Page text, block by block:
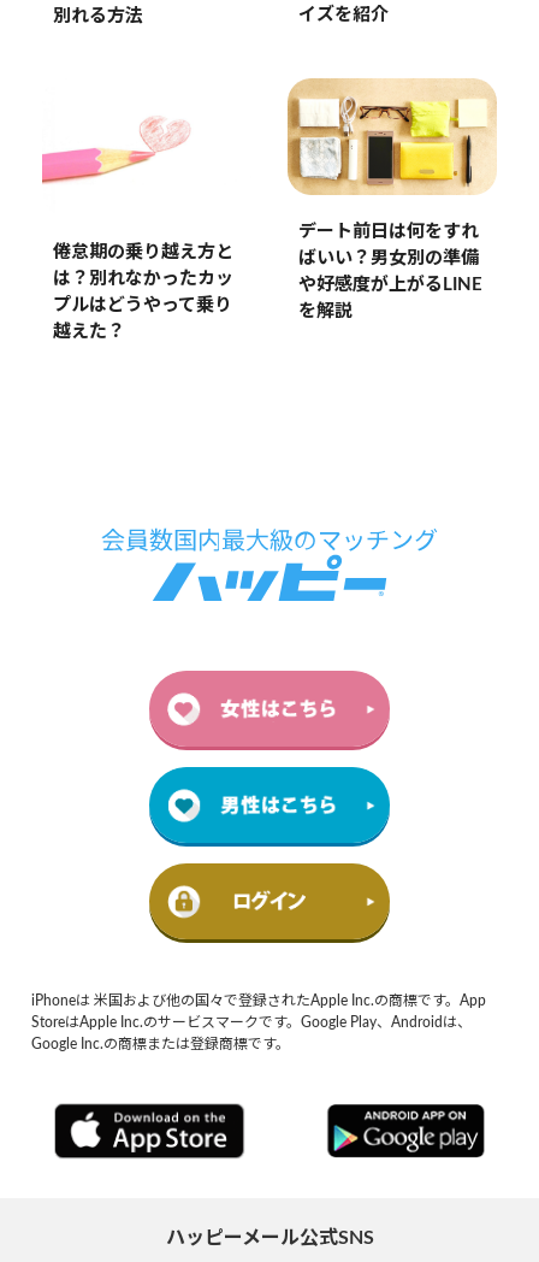
別れる方法
イズを紹介
倦怠期の乗り越え方と
は？別れなかったカッ
プルはどうやって乗り
越えた？
デート前日は何をすれ
ばいい？男女別の準備
や好感度が上がるLINE
を解説
iPhoneは 米国および他の国々で登録されたApple Inc.の商標です。App
StoreはApple Inc.のサービスマークです。Google Play、Androidは、
Google Inc.の商標または登録商標です。
ハッピーメール公式SNS